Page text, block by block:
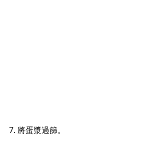
7. 將蛋漿過篩。